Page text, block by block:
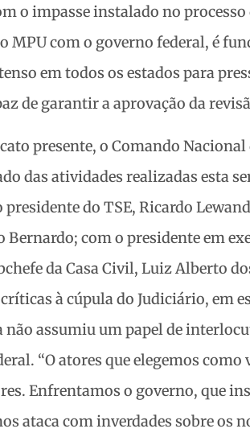
o impasse instalado no processo
MPU com o governo federal, é
em todos os estados para
de garantir a aprovação da
presente, o Comando Nacional
das atividades realizadas esta
do TSE, Ricardo
com o presidente em
da Casa Civil, Luiz Alberto
à cúpula do Judiciário, em
assumiu um papel de
“O atores que elegemos como
Enfrentamos o governo, que
ataca com inverdades sobre os